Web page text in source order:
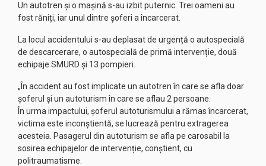
Un autotren și o mașină s-au izbit puternic. Trei oameni au
fost răniți, iar unul dintre șoferi a încarcerat.
La locul accidentului s-au deplasat de urgență o autospecială
de descarcerare, o autospecială de primă intervenție, două
echipaje SMURD și 13 pompieri.
„În accident au fost implicate un autotren în care se afla doar
șoferul și un autoturism în care se aflau 2 persoane.
În urma impactului, șoferul autoturismului a rămas încarcerat,
victima este inconștientă, se lucrează pentru extragerea
acesteia. Pasagerul din autoturism se afla pe carosabil la
sosirea echipajelor de intervenție, conștient, cu
politraumatisme.